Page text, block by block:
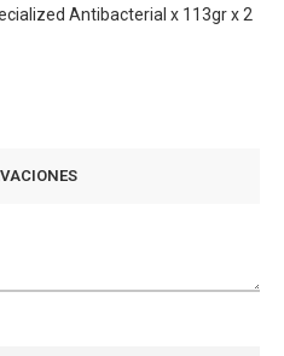
Antibacterial x 113gr x 2